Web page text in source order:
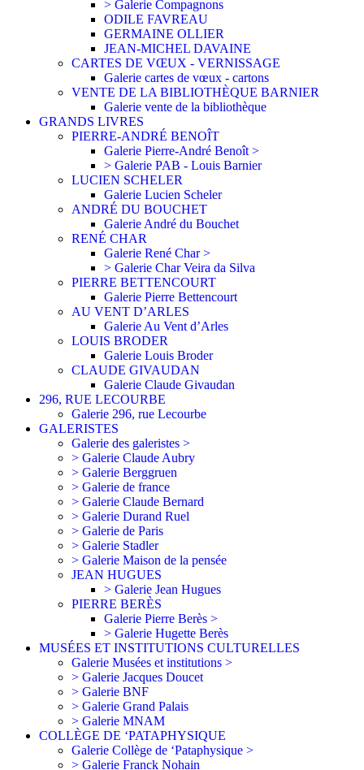
> Galerie Compagnons
ODILE FAVREAU
GERMAINE OLLIER
JEAN-MICHEL DAVAINE
CARTES DE VŒUX - VERNISSAGE
Galerie cartes de vœux - cartons
VENTE DE LA BIBLIOTHÈQUE BARNIER
Galerie vente de la bibliothèque
GRANDS LIVRES
PIERRE-ANDRÉ BENOÎT
Galerie Pierre-André Benoît >
> Galerie PAB - Louis Barnier
LUCIEN SCHELER
Galerie Lucien Scheler
ANDRÉ DU BOUCHET
Galerie André du Bouchet
RENÉ CHAR
Galerie René Char >
> Galerie Char Veira da Silva
PIERRE BETTENCOURT
Galerie Pierre Bettencourt
AU VENT D’ARLES
Galerie Au Vent d’Arles
LOUIS BRODER
Galerie Louis Broder
CLAUDE GIVAUDAN
Galerie Claude Givaudan
296, RUE LECOURBE
Galerie 296, rue Lecourbe
GALERISTES
Galerie des galeristes >
> Galerie Claude Aubry
> Galerie Berggruen
> Galerie de france
> Galerie Claude Bernard
> Galerie Durand Ruel
> Galerie de Paris
> Galerie Stadler
> Galerie Maison de la pensée
JEAN HUGUES
> Galerie Jean Hugues
PIERRE BERÈS
Galerie Pierre Berès >
> Galerie Hugette Berès
MUSÉES ET INSTITUTIONS CULTURELLES
Galerie Musées et institutions >
> Galerie Jacques Doucet
> Galerie BNF
> Galerie Grand Palais
> Galerie MNAM
COLLÈGE DE ‘PATAPHYSIQUE
Galerie Collège de ‘Pataphysique >
> Galerie Franck Nohain